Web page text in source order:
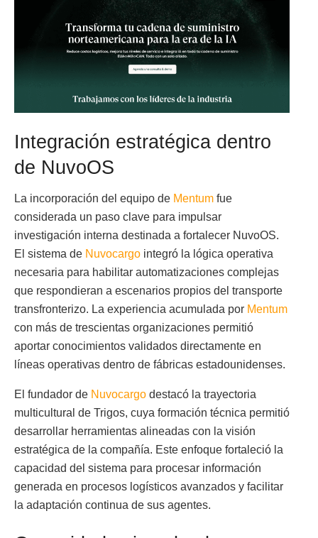
Integración estratégica dentro
de NuvoOS
La incorporación del equipo de Mentum fue
considerada un paso clave para impulsar
investigación interna destinada a fortalecer NuvoOS.
El sistema de Nuvocargo integró la lógica operativa
necesaria para habilitar automatizaciones complejas
que respondieran a escenarios propios del transporte
transfronterizo. La experiencia acumulada por Mentum
con más de trescientas organizaciones permitió
aportar conocimientos validados directamente en
líneas operativas dentro de fábricas estadounidenses.
El fundador de Nuvocargo destacó la trayectoria
multicultural de Trigos, cuya formación técnica permitió
desarrollar herramientas alineadas con la visión
estratégica de la compañía. Este enfoque fortaleció la
capacidad del sistema para procesar información
generada en procesos logísticos avanzados y facilitar
la adaptación continua de sus agentes.